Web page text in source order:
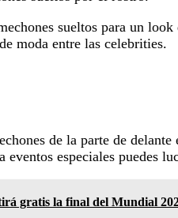
sueltos para un
moda entre las celebrities.
de la parte de
eventos especiales puedes
gratis la final del Mundial